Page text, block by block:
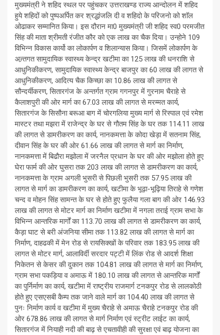
मुख्यमंत्री ने शहिद स्थल पर पहुंचकर उत्तराखण्ड राज्य आन्दोलन में शहिद
हुये शहिदों को पुष्पअर्पित कर श्रद्धांजलि दी व शहिदो के परिजनो को शाॅल
ओढाकर सम्मानित किया। इस दौरान मा0 मुख्यमंत्री जी शहिद स्व0 परमजीत
सिंह की माता श्रीमती रंजीत कौर को एक लाख का चैक दिया। उन्होने 109
विभिन्न विकास कार्यो का लोकार्पण व शिलान्यास किया। जिसमें लोकार्पण के
अन्र्तगत सामुदायिक स्वास्थ्य केन्द्र खटीमा का 125 लाख की धनराशि से
आधुनिकीकरण, सामुदायिक स्वास्थ्य केन्द्र बाजपुर का 60 लाख की लागत से
आधुनिकीकरण, आदित्य चैक किच्छा का 10.86 लाख की लागत से
सौन्दर्यीकरण, सितारगंज के अन्तर्गत ग्राम गगनपुर में गुरनाम चैराहे से
कैलाशपुरी की ओर मार्ग का 67.03 लाख की लागत से मरम्मत कार्य,
सितारगंज के सिसौना बरूआ बाग में चोरगलिया मुख्य मार्ग से रिस्पाल एवं रमेश
मास्टर तथा मझरा में राजेन्द्र के घर से गौतम सिंह के घर तक 114.11 लाख
की लागत से डामरीकरण का कार्य, नानकमत्ता के कोदा खेड़ा में सतनाम सिंह,
दीवान सिंह के घर की ओर 61.66 लाख की लागत से मार्ग का निर्माण,
नानकमत्ता में बिढौरा मझोला में जरनैल प्रधान के घर की ओर मझोला होते हुए
घेरा फार्म की ओर घुसरा तक 203 लाख की लागत से डामरीकरण का कार्य,
नानकमत्ता के ग्राम अगली भुसरी से पिछली भुसरी तक 57.95 लाख की
लागत से मार्ग का डामरीकरण का कार्य, खटीमा के भूढ़ा-भूढ़िया तिराहे से गणेश
चन्द व मोहन सिंह सामन्त के घर से होते हुए फुलैया गला बाग की ओर 146.93
लाख की लागत से मोटर मार्ग का निर्माण खटीमा में नगला तराई ग्राम सभा के
विभिन्न आन्तरिक मार्गों का 113.70 लाख की लागत से डामरीकरण का कार्य,
कैड़ा घाट से बरी अंजनिया सीमा तक 113.82 लाख की लागत से मार्ग का
निर्माण, दाहढकी में मेन रोड से रायसिक्खों के परिवार तक 183.95 लाख की
लागत से मोटर मार्ग, आलाविर्दी सरदार पट्टी में लिंक रोड से आदर्श शिक्षा
निकेतन से केसर की दुकान तक 104.81 लाख की लागत से मार्ग का निर्माण,
ग्राम सभा पकड़िया व अमाऊ में 180.10 लाख की लागत से आन्तरिक मार्गों
का पुर्निर्माण का कार्य, खटीमा में राष्ट्रीय राजमार्ग टनकपुर रोड से लालकोठी
होते हुए एसएसबी कैम्प तक जाने वाले मार्ग का 104.40 लाख की लागत से
पुनः निर्माण कार्य व खटीमा में मुख्य चैराहे से अमाऊ चैराहे टनकपुर रोड की
ओर 678.86 लाख की लागत से मार्ग निर्माण एवं स्ट्रीट लाईट का कार्य,
सितारगंज में नियाही नदी की बाढ़ से एचतावीही की सुरक्षा एवं बाढ़ योजना का